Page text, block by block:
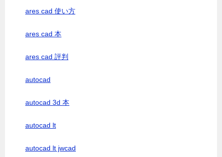
ares cad 使い方
ares cad 本
ares cad 評判
autocad
autocad 3d 本
autocad lt
autocad lt jwcad